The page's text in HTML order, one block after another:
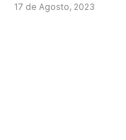
17 de Agosto, 2023